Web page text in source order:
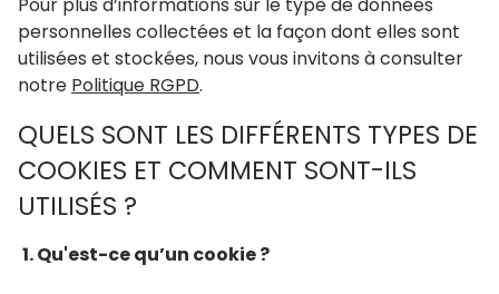
Estimer
Faire
gérer
Notre
agence
Contact
personnelles collectées et la façon dont elles sont
utilisées et stockées, nous vous invitons à consulter
notre Politique RGPD.
QUELS SONT LES DIFFÉRENTS TYPES DE
COOKIES ET COMMENT SONT-ILS
UTILISÉS ?
1. Qu'est-ce qu’un cookie ?